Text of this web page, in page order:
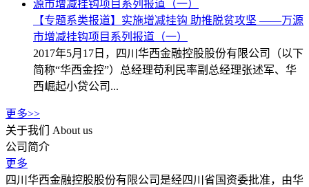
【专题系类报道】实施增减挂钩 助推脱贫攻坚 ——万源
市增减挂钩项目系列报道（一）
2017年5月17日，四川华西金融控股股份有限公司（以下
简称“华西金控”）总经理苟利民率副总经理张述军、华
西崛起小贷公司...
更多>>
关于我们
About us
公司简介
更多
四川华西金融控股股份有限公司是经四川省国资委批准，由华